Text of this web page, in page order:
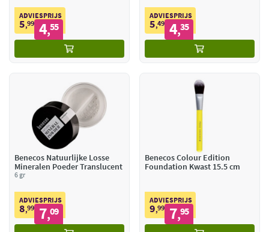
ADVIESPRIJS
5,99 4,55
ADVIESPRIJS
5,49 4,35
Benecos Natuurlijke Losse
Mineralen Poeder Translucent
6 gr
ADVIESPRIJS
8,99 7,09
Benecos Colour Edition
Foundation Kwast 15.5 cm
ADVIESPRIJS
9,99 7,95